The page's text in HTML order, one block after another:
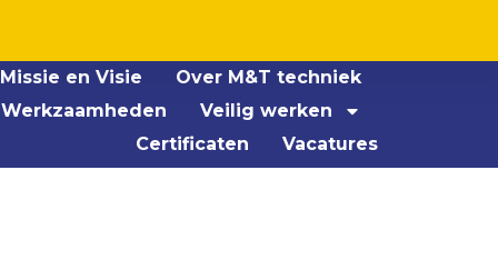
Missie en Visie
Over M&T techniek
Werkzaamheden
Veilig werken
Certificaten
Vacatures